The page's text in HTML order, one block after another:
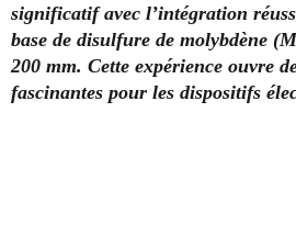
significatif avec l’intégration
base de disulfure de molybdène
200 mm. Cette expérience ouvre
fascinantes pour les dispositifs